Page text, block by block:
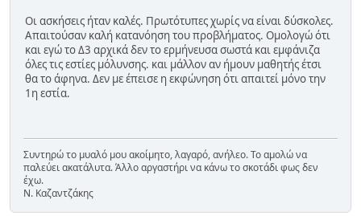
Οι ασκήσεις ήταν καλές. Πρωτότυπες χωρίς να είναι δύσκολες.
Απαιτούσαν καλή κατανόηση του προβλήματος. Ομολογώ ότι
και εγώ το Δ3 αρχικά δεν το ερμήνευσα σωστά και εμφάνιζα
όλες τις εστίες μόλυνσης. και μάλλον αν ήμουν μαθητής έτσι
θα το άφηνα. Δεν με έπεισε η εκφώνηση ότι απαιτεί μόνο την
1η εστία.
Συντηρώ το μυαλό μου ακοίμητο, λαγαρό, ανήλεο. Το αμολώ να
παλεύει ακατάλυτα. Άλλο αργαστήρι να κάνω το σκοτάδι φως δεν
έχω.
Ν. Καζαντζάκης